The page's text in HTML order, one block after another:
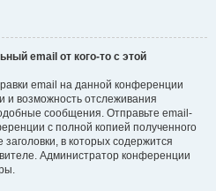
email от кого-то с этой
email на данной конференции
и возможность отслеживания
сообщения. Отправьте email-
с полной копией полученного
в которых содержится
Администратор конференции